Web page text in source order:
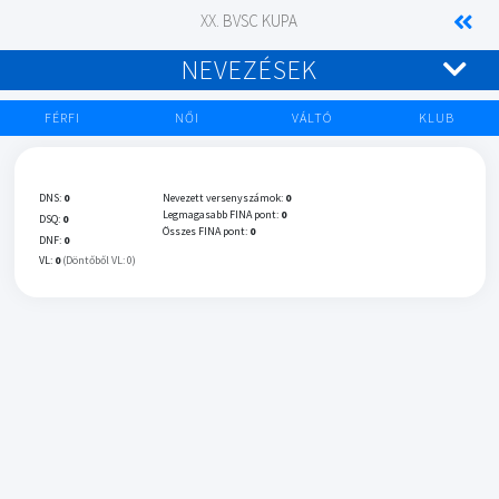
XX. BVSC KUPA
NEVEZÉSEK
FÉRFI NŐI VÁLTÓ KLUB
DNS: 0
DSQ: 0
DNF: 0
VL: 0 (Döntőből VL: 0)
Nevezett versenyszámok: 0
Legmagasabb FINA pont: 0
Összes FINA pont: 0